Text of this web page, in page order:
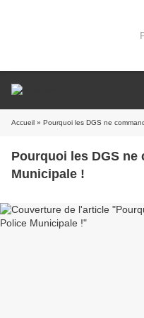
Accueil » Pourquoi les DGS ne
Pourquoi les DGS
Municipale !